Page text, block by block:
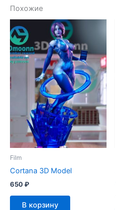
Похожие
Film
Cortana 3D Model
650₽
В корзину